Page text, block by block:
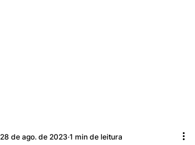
28 de ago. de 2023 1 min de leitura